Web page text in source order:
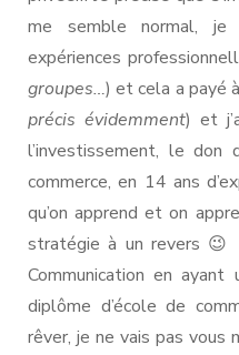
me semble normal,
expériences
groupes…) et cela a payé
précis évidemment) et
l’investissement, le
commerce, en 14 ans
qu’on apprend et on
stratégie à un revers 😉
Communication en
diplôme d’école de
rêver, je ne vais pas vous